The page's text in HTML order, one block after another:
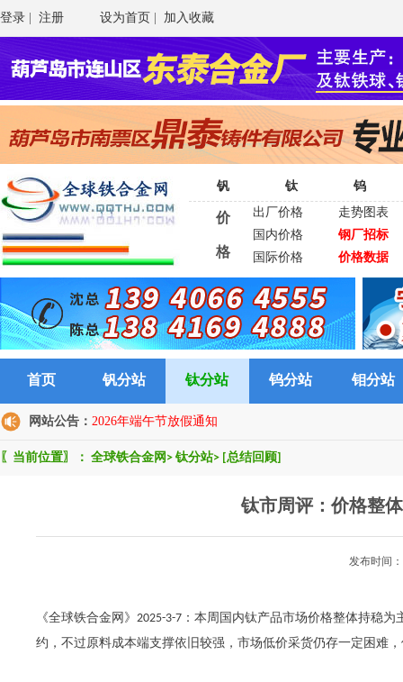
登录 注册 设为首页 加入收藏
钒 钛 钨
价
格
出厂价格
走势图表
国内价格
钢厂招标
国际价格
价格数据
首页 钒分站 钛分站 钨分站 钼分站
网站公告： 2026年端午节放假通知
〖当前位置〗： 全球铁合金网 > 钛分站> [总结回顾]
钛市周评：价格整
发布时间
《全球铁合金网》2025-3-7：本周国内钛产品市场价格整体持稳
约，不过原料成本端支撑依旧较强，市场低价采货仍存一定困难